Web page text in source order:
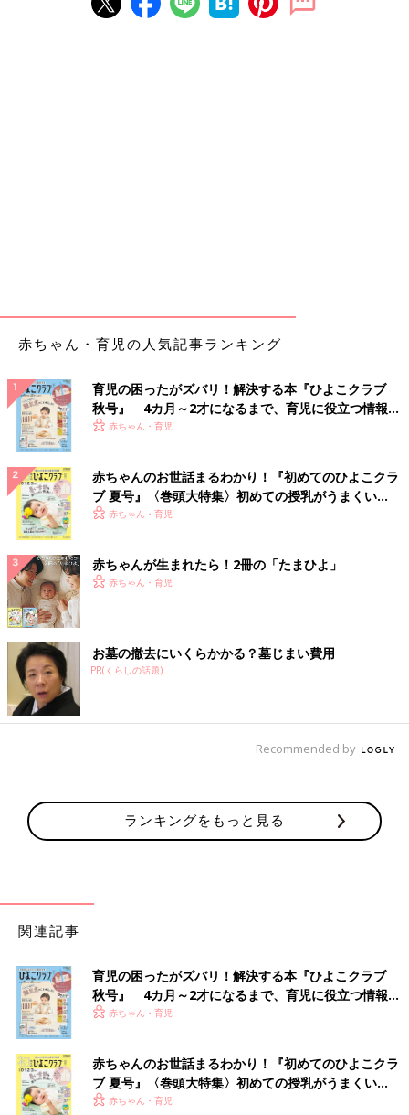
きる。（東京都／産後5ヶ月のママ）
る。（新潟県／産後7ヶ月のママ）
●すぐサイズアウトするのでリーズナブルで
助かる。（長崎県／産後10ヶ月のママ）
パステルなどのやわらかい色、くすみカラ
ーが好きなのですが、そういった品物もあ
るのでデザイン性もお気に入りです。（東
●たくさんのウエアの中から選べるので楽し
いし、とにかく安い！（神奈川県／産後0
後3ヶ月のママ）
●何度洗濯してもヨレなくて丈夫。（神奈川
●セールをしていればさらに安く購入でき、
2位 ユニクロ
機能面・デザイン面の高さがママたちに人気！
「脱ぎ着させやすく、赤ちゃんが動きやすそう」と機能性の高さ
が評価されたユニクロ 。こったデザインと手ごろな価格、人気キ
ャラクターとのコラボが多い点も好評の理由。
赤ちゃん・育児の人気記事ランキング
育児の困ったがズバリ！解決する本『ひよこクラブ
秋号』 4カ月～2才になるまで、育児に役立つ情報が
いっぱい！
赤ちゃん・育児
赤ちゃんのお世話まるわかり！『初めてのひよこクラ
ブ 夏号』〈巻頭大特集〉初めての授乳がうまくい
く！ おっぱい・ミルクの基本と夏のトラブル 解決テ
赤ちゃん・育児
赤ちゃんが生まれたら！2冊の「たまひよ」
赤ちゃん・育児
お墓の撤去にいくらかかる？墓じまい費用
PR(くらしの話題)
Recommended by
ランキングをもっと見る
関連記事
育児の困ったがズバリ！解決する本『ひよこクラブ
秋号』 4カ月～2才になるまで、育児に役立つ情報が
いっぱい！
赤ちゃん・育児
赤ちゃんのお世話まるわかり！『初めてのひよこクラ
ブ 夏号』〈巻頭大特集〉初めての授乳がうまくい
く！ おっぱい・ミルクの基本と夏のトラブル 解決テ
赤ちゃん・育児